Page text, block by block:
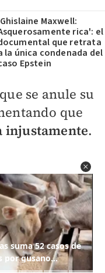
Maxwell:
rica': el
que retrata
la única condenada del
Epstein
se anule su
que
injustamente.